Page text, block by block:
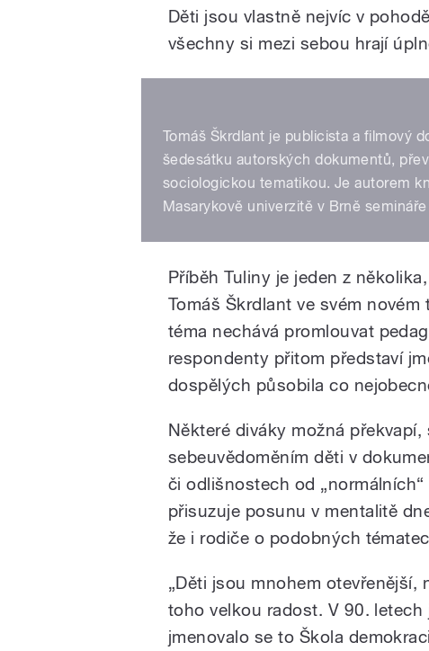
Děti jsou vlastně nejvíc v
všechny si mezi sebou hrají
Tomáš Škrdlant je publicista a filmový
šedesátku autorských dokumentů,
sociologickou tematikou. Je autorem
Masarykově univerzitě v Brně
Příběh Tuliny je jeden z
Tomáš Škrdlant ve svém
téma nechává promlouvat
respondenty přitom představí
dospělých působila co
Některé diváky možná
sebeuvědoměním děti v
či odlišnostech od
přisuzuje posunu v mentalitě
že i rodiče o podobných
„Děti jsou mnohem otevřenější,
toho velkou radost. V 90.
jmenovalo se to Škola